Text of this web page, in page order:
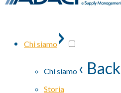
Chi siamo ›
Chi siamo ‹ Back
Storia